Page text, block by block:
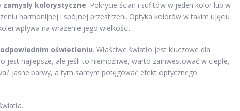
kolorystyczne. Pokrycie ścian i sufitów w jeden kolor lub w
harmonijnej i spójnej przestrzeni. Optyka kolorów w takim ujęciu
wpływa na wrażenie jego wielkości.
odpowiednim oświetleniu. Właściwe światło jest kluczowe dla
jest najlepsze, ale jeśli to niemożliwe, warto zainwestować w ciepłe,
jasne barwy, a tym samym potęgować efekt optycznego